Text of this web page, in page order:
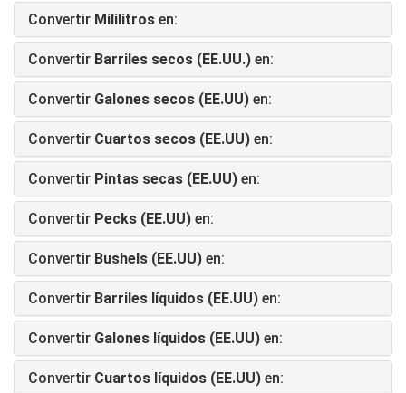
Convertir Mililitros en:
Convertir Barriles secos (EE.UU.) en:
Convertir Galones secos (EE.UU) en:
Convertir Cuartos secos (EE.UU) en:
Convertir Pintas secas (EE.UU) en:
Convertir Pecks (EE.UU) en:
Convertir Bushels (EE.UU) en:
Convertir Barriles líquidos (EE.UU) en:
Convertir Galones líquidos (EE.UU) en:
Convertir Cuartos líquidos (EE.UU) en: